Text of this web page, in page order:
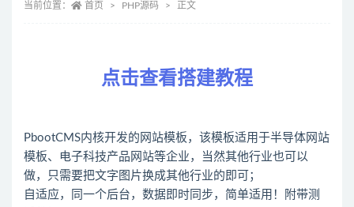
当前位置： 首页 PHP源码 正文
点击查看搭建教程
PbootCMS内核开发的网站模板，该模板适用于半导体网站
模板、电子科技产品网站等企业，当然其他行业也可以
做，只需要把文字图片换成其他行业的即可；
自适应，同一个后台，数据即时同步，简单适用！附带测